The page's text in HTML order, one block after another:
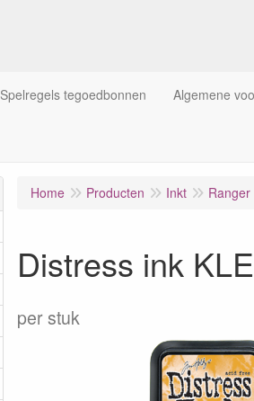
Spelregels tegoedbonnen Algemene
Home Producten Inkt Ranger
Distress ink
per stuk